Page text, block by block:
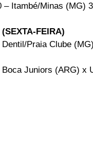
– Itambé/Minas (MG)
(SEXTA-FEIRA)
Dentil/Praia Clube
Boca Juniors (ARG) x